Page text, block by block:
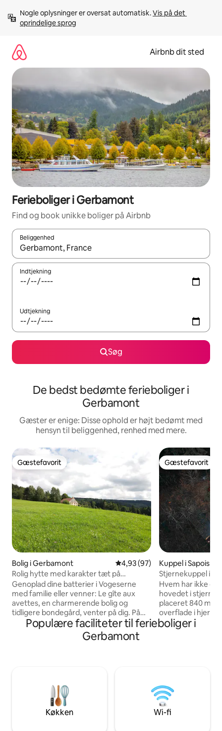
videre
Nogle oplysninger er oversat automatisk. Vis på det
oprindelige sprog
Airbnb dit sted
Ferieboliger i Gerbamont
Find og book unikke boliger på Airbnb
Beliggenhed
Når resultaterne er tilgængelige, skal du navigere med
Indtjekning
Udtjekning
Søg
De bedst bedømte ferieboliger i
Gerbamont
Gæster er enige: Disse ophold er højt bedømt med
hensyn til beliggenhed, renhed med mere.
Gæstefavorit
Gæstefavorit
Bolig i Gerbamont 4,93 ud af 5 i gennemsnitlig
4,93 (97)
Rolig hytte med karakter tæt på
Gerardmer
Genoplad dine batterier i Vogeserne
med familie eller venner: Le gîte aux
avettes, en charmerende bolig og
tidligere bondegård, venter på dig. På
det rolige land vil det give dig en
pragtfuld udsigt. Huset har alle moderne
bekvemmeligheder, en sauna og et
kun 3 km væk. Gérardmer med sin sø og
sit skisportssted ligger 15 minutter væk.
La Bresse 20 minutter væk.
Gæstefavorit
Gæstefavorit
Kuppel i Sapois
Stjernekuppel i
natur i Gérardmer
Hvem har ikke
hovedet i
placeret 840
overflade i hjertet
Vogeserne,
optimal ro. På
beundre det
stjernernes glimt
naturens lyde.
Populære faciliteter til ferieboliger i
Gerbamont
Køkken Wi-fi